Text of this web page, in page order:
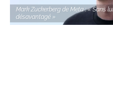
Mark Zuckerberg de Meta : « Sans
désavantagé »